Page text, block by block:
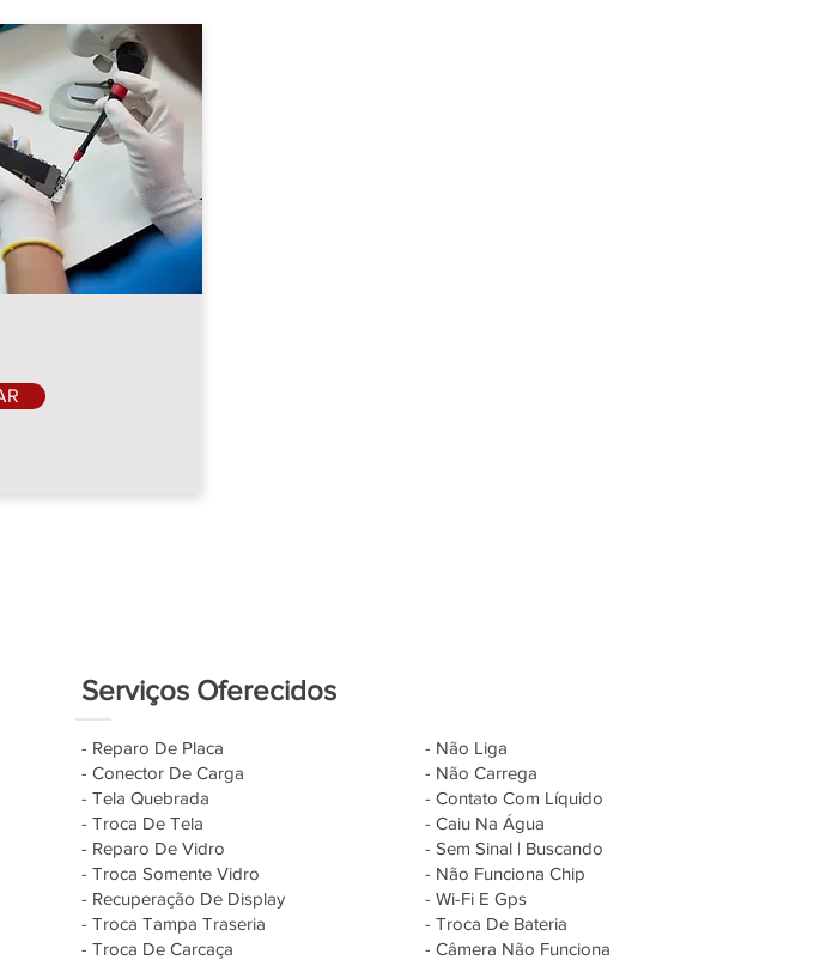
Serviços Oferecidos
- Reparo De Placa
- Conector De Carga
- Tela Quebrada
- Troca De Tela
- Reparo De Vidro
- Troca Somente Vidro
- Recuperação De Display
- Troca Tampa Traseria
- Troca De Carcaça
- Não Liga
- Não Carrega
- Contato Com Líquido
- Caiu Na Água
- Sem Sinal | Buscando
- Não Funciona Chip
- Wi-Fi E Gps
- Troca De Bateria
- Câmera Não Funciona